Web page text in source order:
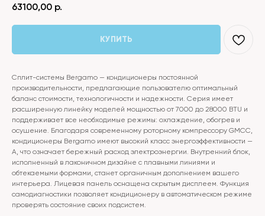
63100,00 р.
КУПИТЬ
Сплит-системы Bergamo — кондиционеры постоянной
производительности, предлагающие пользователю оптимальный
баланс стоимости, технологичности и надежности. Серия имеет
расширенную линейку моделей мощностью от 7000 до 28000 BTU и
поддерживает все необходимые режимы: охлаждение, обогрев и
осушение. Благодаря современному роторному компрессору GMCC,
кондиционеры Bergamo имеют высокий класс энергоэффективности —
A, что означает бережный расход электроэнергии. Внутренний блок,
исполненный в лаконичном дизайне с плавными линиями и
обтекаемыми формами, станет органичным дополнением вашего
интерьера. Лицевая панель оснащена скрытым дисплеем. Функция
самодиагностики позволяет кондиционеру в автоматическом режиме
проверять состояние своих подсистем.